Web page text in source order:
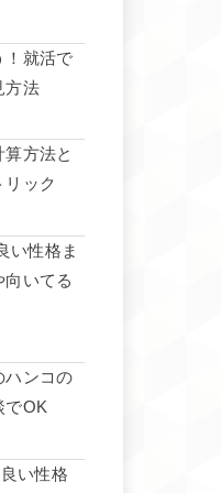
！就活で
方法
方法と
リック
い性格ま
向いてる
ハンコの
でOK
い性格